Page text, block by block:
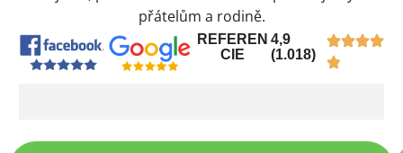
přátelům a rodině.
REFEREN
CIE
4,9
(1.018)